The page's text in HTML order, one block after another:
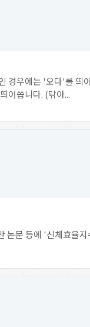
경우에는 '오다'를 띄
어씁니다. (닦아...
논문 등에 '신체효율